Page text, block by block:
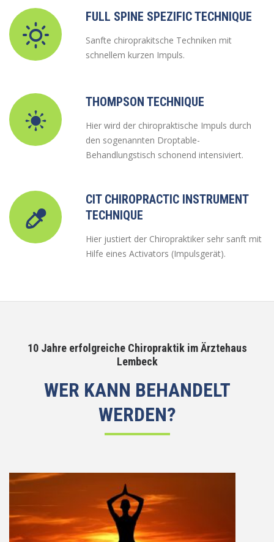
FULL SPINE SPEZIFIC TECHNIQUE
Sanfte chiroprakitsche Techniken mit
schnellem kurzen Impuls.
THOMPSON TECHNIQUE
Hier wird der chiropraktische Impuls durch
den sogenannten Droptable-
Behandlungstisch schonend intensiviert.
CIT CHIROPRACTIC INSTRUMENT
TECHNIQUE
Hier justiert der Chiropraktiker sehr sanft mit
Hilfe eines Activators (Impulsgerät).
10 Jahre erfolgreiche Chiropraktik im Ärztehaus
Lembeck
WER KANN BEHANDELT
WERDEN?